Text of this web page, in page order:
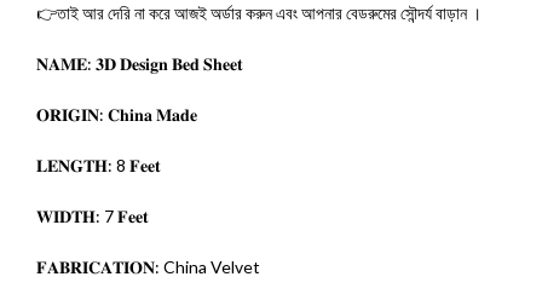
👉তাই আর দেরি না করে আজই অর্ডার করুন এবং আপনার বেডরুমের সৌন্দর্য বাড়ান ।
𝐍𝐀𝐌𝐄: 𝟑𝐃 𝐃𝐞𝐬𝐢𝐠𝐧 𝐁𝐞𝐝 𝐒𝐡𝐞𝐞𝐭
𝐎𝐑𝐈𝐆𝐈𝐍: 𝐂𝐡𝐢𝐧𝐚 𝐌𝐚𝐝𝐞
𝐋𝐄𝐍𝐆𝐓𝐇: 8 𝐅𝐞𝐞𝐭
𝐖𝐈𝐃𝐓𝐇: 7 𝐅𝐞𝐞𝐭
𝐅𝐀𝐁𝐑𝐈𝐂𝐀𝐓𝐈𝐎𝐍: China Velvet